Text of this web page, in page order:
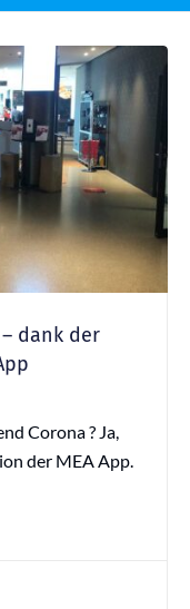
dank der
Corona ? Ja,
der MEA App.